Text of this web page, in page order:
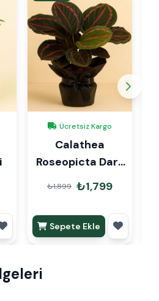
Ücretsiz Kargo
Calathea
Roseopicta Dark
Dua Çiçeği
Hediye Paketli
₺1,899 ₺1,799
Sepete Ekle